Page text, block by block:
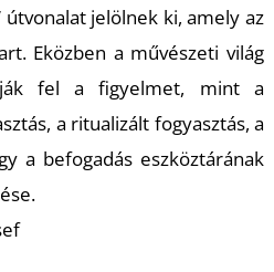
jelölnek ki, amely az
Eközben a művészeti világ
fel a figyelmet, mint a
a ritualizált fogyasztás, a
a befogadás eszköztárának